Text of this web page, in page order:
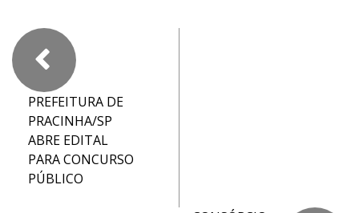
PREFEITURA DE
PRACINHA/SP
ABRE EDITAL
PARA CONCURSO
PÚBLICO